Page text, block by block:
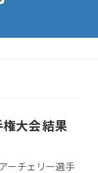
大会 結果
ーチェリー選手